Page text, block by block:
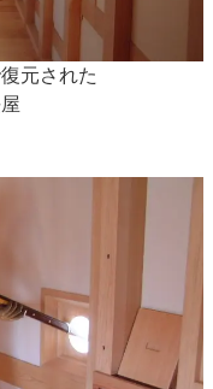
元された